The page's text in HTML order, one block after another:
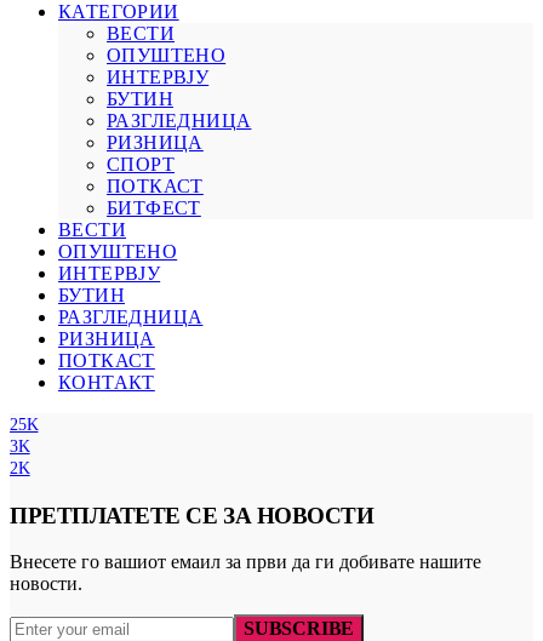
КАТЕГОРИИ
ВЕСТИ
ОПУШТЕНО
ИНТЕРВЈУ
БУТИН
РАЗГЛЕДНИЦА
РИЗНИЦА
СПОРТ
ПОТКАСТ
БИТФЕСТ
ВЕСТИ
ОПУШТЕНО
ИНТЕРВЈУ
БУТИН
РАЗГЛЕДНИЦА
РИЗНИЦА
ПОТКАСТ
КОНТАКТ
25K
3K
2K
ПРЕТПЛАТЕТЕ СЕ ЗА НОВОСТИ
Внесете го вашиот емаил за први да ги добивате нашите
новости.
SUBSCRIBE